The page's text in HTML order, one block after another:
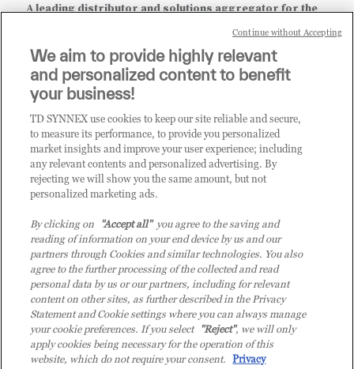
A leading distributor and solutions aggregator for the
it.tdsynnex.com eu.tdsynnex.com| tdsynnex.com
CATEGORIE
Categorie
© 2026 TD SYNNEX Italy S.r.l. - Sede legale: via Luigi Russolo 9, 20138
Milano (MI) - Numero di iscrizione al Registro delle Imprese di Milano e
Codice Fiscale: 07092780159 - P.IVA: 07092780159 - Eur 12.569.000,00 i.v -
TD SYNNEX e TD SYNNEX logo sono marchi registrati di TD SYNNEX
We aim to provide highly relevant
and personalized content to benefit
your business!
TD SYNNEX use cookies to keep our site reliable and secure,
to measure its performance, to provide you personalized
market insights and improve your user experience; including
any relevant contents and personalized advertising. By
rejecting we will show you the same amount, but not
personalized marketing ads.
By clicking on "Accept all"you agree to the saving and
reading of information on your end device by us and our
partners through Cookies and similar technologies. You also
agree to the further processing of the collected and read
personal data by us or our partners, including for relevant
content on other sites, as further described in the Privacy
Statement and Cookie settings where you can always manage
your cookie preferences. If you select "Reject", we will only
apply cookies being necessary for the operation of this
website, which do not require your consent. Privacy
Continue without Accepting